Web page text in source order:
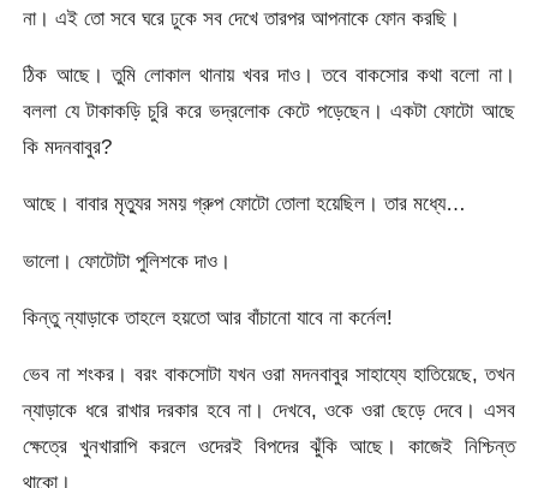
না। এই তো সবে ঘরে ঢুকে সব দেখে তারপর আপনাকে ফোন করছি।
ঠিক আছে। তুমি লোকাল থানায় খবর দাও। তবে বাকসোর কথা বলো না।
বললা যে টাকাকড়ি চুরি করে ভদ্রলোক কেটে পড়েছেন। একটা ফোটো আছে
কি মদনবাবুর?
আছে। বাবার মৃত্যুর সময় গ্রুপ ফোটো তোলা হয়েছিল। তার মধ্যে…
ভালো। ফোটোটা পুলিশকে দাও।
কিন্তু ন্যাড়াকে তাহলে হয়তো আর বাঁচানো যাবে না কর্নেল!
ভেব না শংকর। বরং বাকসোটা যখন ওরা মদনবাবুর সাহায্যে হাতিয়েছে, তখন
ন্যাড়াকে ধরে রাখার দরকার হবে না। দেখবে, ওকে ওরা ছেড়ে দেবে। এসব
ক্ষেত্রে খুনখারাপি করলে ওদেরই বিপদের ঝুঁকি আছে। কাজেই নিশ্চিন্ত
থাকো।